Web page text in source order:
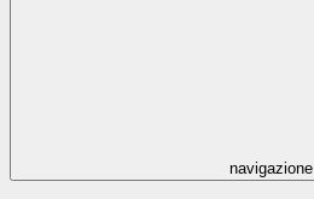
navigazione